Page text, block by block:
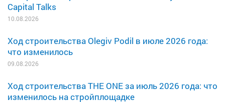
Capital Talks
10.08.2026
Ход строительства Olegiv Podil в июле 2026 года:
что изменилось
09.08.2026
Ход строительства THE ONE за июль 2026 года: что
изменилось на стройплощадке